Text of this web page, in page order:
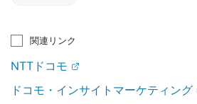
関連リンク
NTTドコモ
ドコモ・インサイトマーケティング